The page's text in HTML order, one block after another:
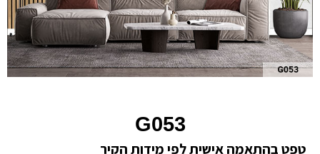
G053
טפט בהתאמה אישית לפי מידות הקיר